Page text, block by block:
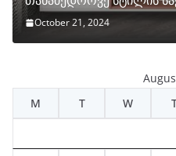
October 21, 2024
M
T W